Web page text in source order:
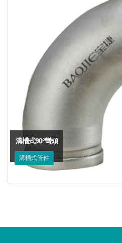
溝槽式90°彎頭
溝槽式管件